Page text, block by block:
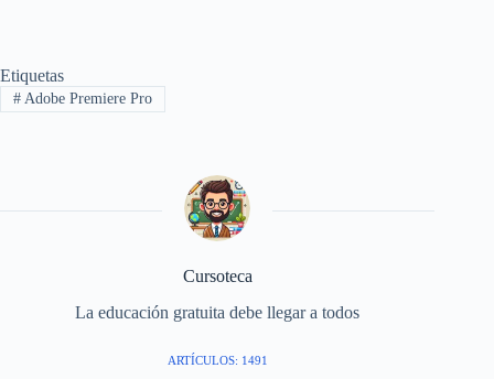
Etiquetas
#Adobe Premiere Pro
Cursoteca
La educación gratuita debe llegar a todos
ARTÍCULOS: 1491